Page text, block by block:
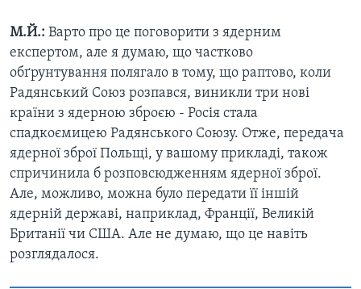
М.Й.: Варто про це поговорити з ядерним
експертом, але я думаю, що частково
обґрунтування полягало в тому, що раптово, коли
Радянський Союз розпався, виникли три нові
країни з ядерною зброєю - Росія стала
спадкоємицею Радянського Союзу. Отже, передача
ядерної зброї Польщі, у вашому прикладі, також
спричинила б розповсюдженням ядерної зброї.
Але, можливо, можна було передати її іншій
ядерній державі, наприклад, Франції, Великій
Британії чи США. Але не думаю, що це навіть
розглядалося.